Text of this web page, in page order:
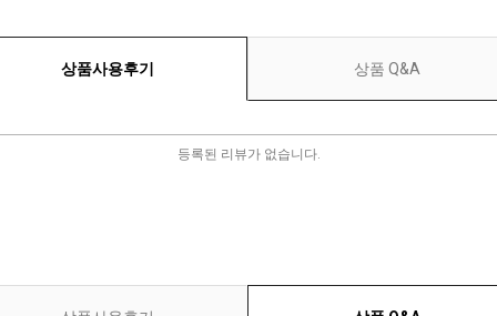
상품사용후기 상품 Q&A
등록된 리뷰가 없습니다.